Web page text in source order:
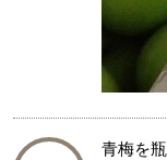
青梅を